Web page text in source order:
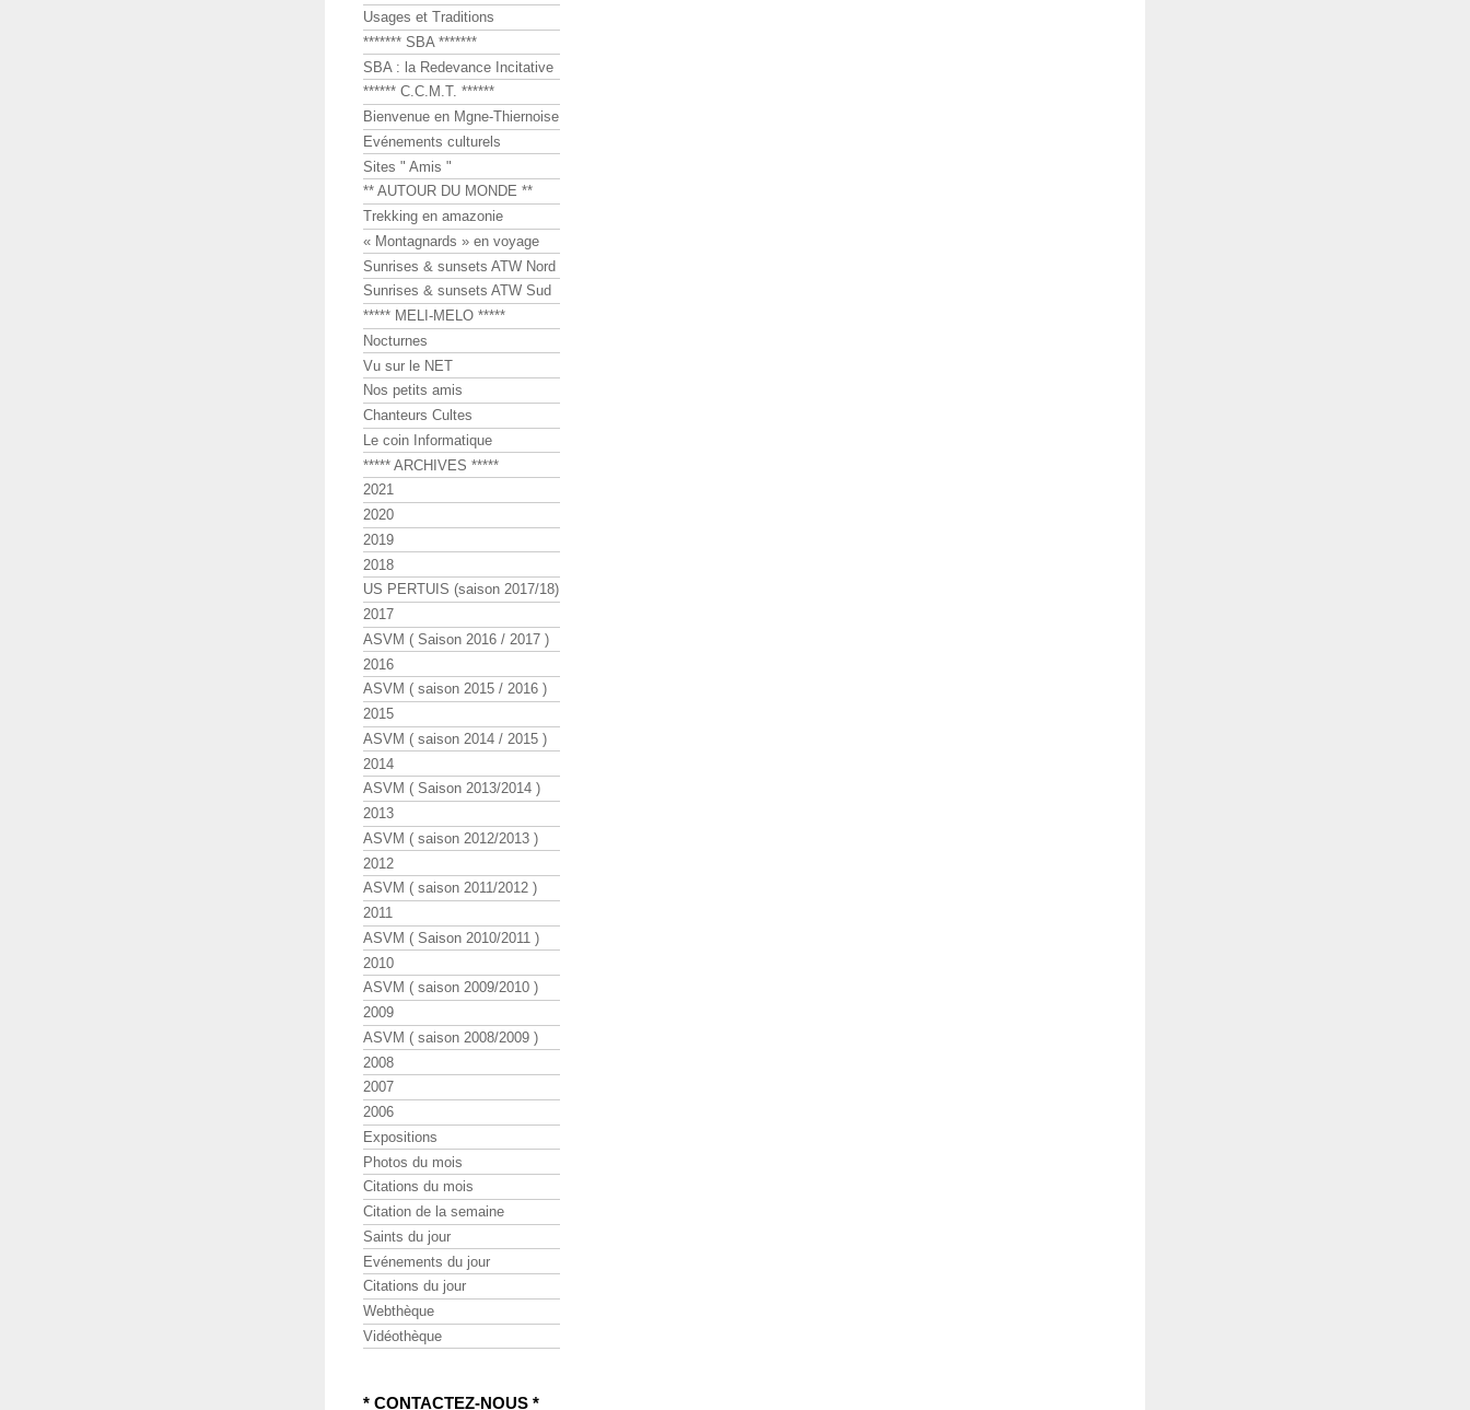
Usages et Traditions
******* SBA *******
SBA : la Redevance Incitative
****** C.C.M.T. ******
Bienvenue en Mgne-Thiernoise
Evénements culturels
Sites " Amis "
** AUTOUR DU MONDE **
Trekking en amazonie
« Montagnards » en voyage
Sunrises & sunsets ATW Nord
Sunrises & sunsets ATW Sud
***** MELI-MELO *****
Nocturnes
Vu sur le NET
Nos petits amis
Chanteurs Cultes
Le coin Informatique
***** ARCHIVES *****
2021
2020
2019
2018
US PERTUIS (saison 2017/18)
2017
ASVM ( Saison 2016 / 2017 )
2016
ASVM ( saison 2015 / 2016 )
2015
ASVM ( saison 2014 / 2015 )
2014
ASVM ( Saison 2013/2014 )
2013
ASVM ( saison 2012/2013 )
2012
ASVM ( saison 2011/2012 )
2011
ASVM ( Saison 2010/2011 )
2010
ASVM ( saison 2009/2010 )
2009
ASVM ( saison 2008/2009 )
2008
2007
2006
Expositions
Photos du mois
Citations du mois
Citation de la semaine
Saints du jour
Evénements du jour
Citations du jour
Webthèque
Vidéothèque
* CONTACTEZ-NOUS *